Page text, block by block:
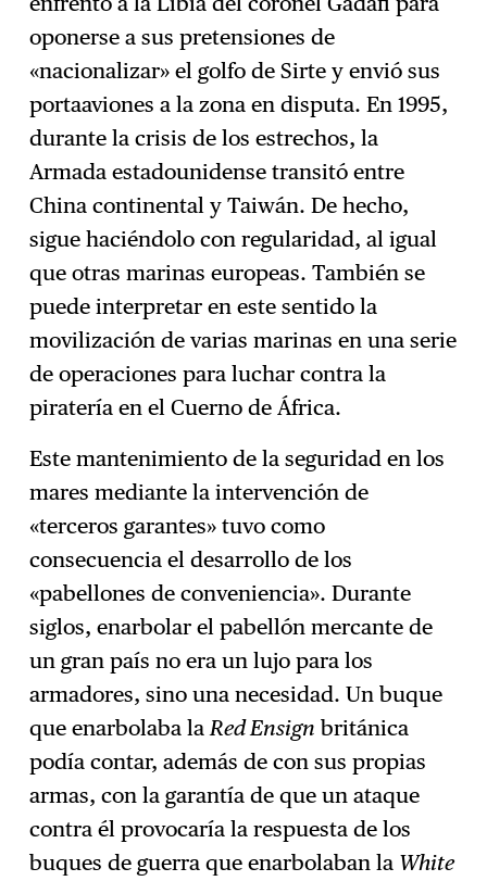
oponerse a sus pretensiones de
«nacionalizar» el golfo de Sirte y envió sus
portaaviones a la zona en disputa. En 1995,
durante la crisis de los estrechos, la
Armada estadounidense transitó entre
China continental y Taiwán. De hecho,
sigue haciéndolo con regularidad, al igual
que otras marinas europeas. También se
puede interpretar en este sentido la
movilización de varias marinas en una serie
de operaciones para luchar contra la
piratería en el Cuerno de África.
Este mantenimiento de la seguridad en los
mares mediante la intervención de
«terceros garantes» tuvo como
consecuencia el desarrollo de los
«pabellones de conveniencia». Durante
siglos, enarbolar el pabellón mercante de
un gran país no era un lujo para los
armadores, sino una necesidad. Un buque
que enarbolaba laRed Ensign británica
podía contar, además de con sus propias
armas, con la garantía de que un ataque
contra él provocaría la respuesta de los
buques de guerra que enarbolaban la White